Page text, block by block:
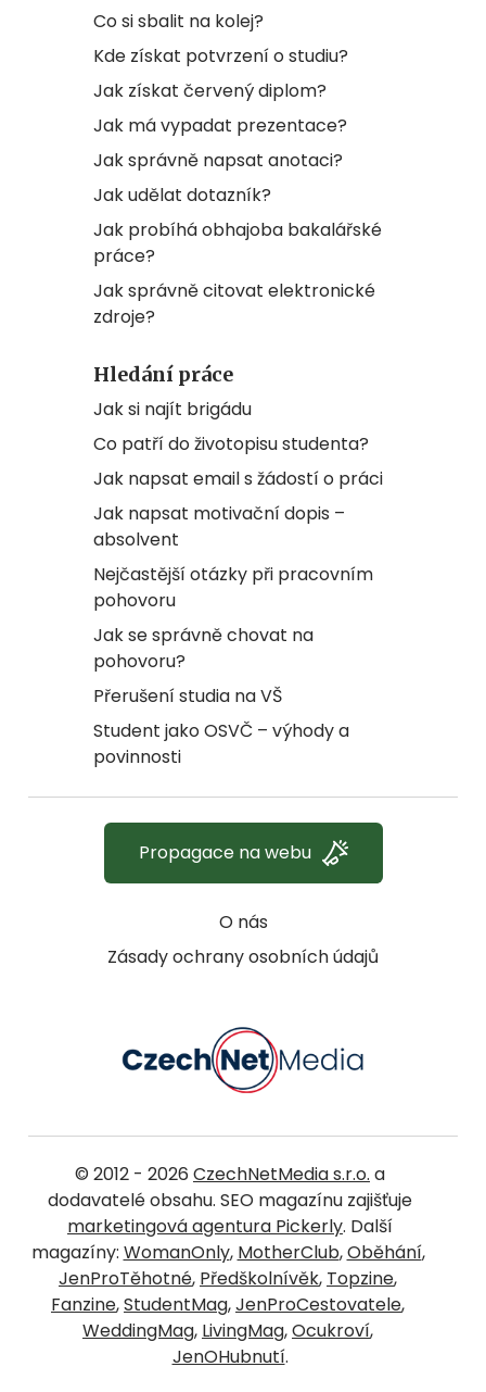
Co si sbalit na kolej?
Kde získat potvrzení o studiu?
Jak získat červený diplom?
Jak má vypadat prezentace?
Jak správně napsat anotaci?
Jak udělat dotazník?
Jak probíhá obhajoba bakalářské
práce?
Jak správně citovat elektronické
zdroje?
Hledání práce
Jak si najít brigádu
Co patří do životopisu studenta?
Jak napsat email s žádostí o práci
Jak napsat motivační dopis –
absolvent
Nejčastější otázky při pracovním
pohovoru
Jak se správně chovat na
pohovoru?
Přerušení studia na VŠ
Student jako OSVČ – výhody a
povinnosti
O nás
Zásady ochrany osobních údajů
Propagace na webu
© 2012 - 2026 CzechNetMedia s.r.o. a
dodavatelé obsahu. SEO magazínu zajišťuje
marketingová agentura Pickerly. Další
magazíny: WomanOnly, MotherClub,Oběhání,
JenProTěhotné, Předškolnívěk, Topzine,
Fanzine,StudentMag,JenProCestovatele,
WeddingMag, LivingMag,Ocukroví,
JenOHubnutí.